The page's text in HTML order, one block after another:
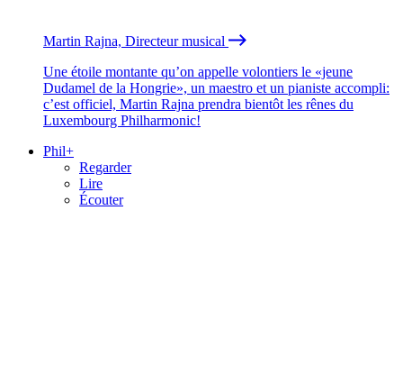
Martin Rajna, Directeur musical
Une étoile montante qu’on appelle volontiers le «jeune
Dudamel de la Hongrie», un maestro et un pianiste accompli:
c’est officiel, Martin Rajna prendra bientôt les rênes du
Luxembourg Philharmonic!
Phil+
Regarder
Lire
Écouter